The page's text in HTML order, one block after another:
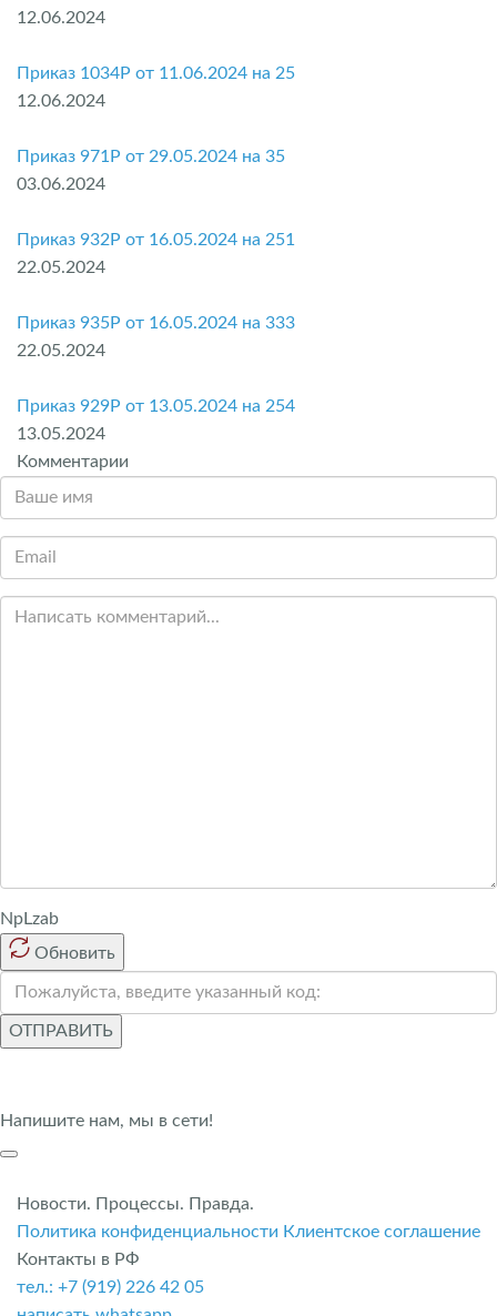
12.06.2024
Приказ 1034P от 11.06.2024 на 25
12.06.2024
Приказ 971P от 29.05.2024 на 35
03.06.2024
Приказ 932P от 16.05.2024 на 251
22.05.2024
Приказ 935P от 16.05.2024 на 333
22.05.2024
Приказ 929P от 13.05.2024 на 254
13.05.2024
Комментарии
NpLzab
Обновить
ОТПРАВИТЬ
Напишите нам, мы в сети!
Новости. Процессы. Правда.
Политика конфиденциальности Клиентское соглашение
Контакты в РФ
тел.: +7 (919) 226 42 05